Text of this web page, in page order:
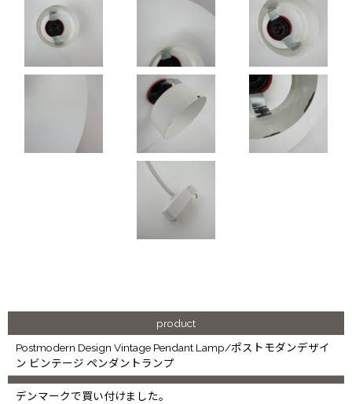
product
Postmodern Design Vintage Pendant Lamp/ポストモダンデザイ
ン ビンテージ ペンダントランプ
デンマークで買い付けました。